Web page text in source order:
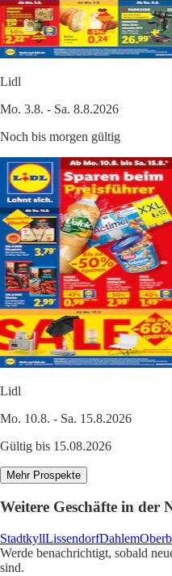
Lidl
Mo. 3.8. - Sa. 8.8.2026
Noch bis morgen gültig
Lidl
Mo. 10.8. - Sa. 15.8.2026
Gültig bis 15.08.2026
Mehr Prospekte
Weitere Geschäfte in der
StadtkyllLissendorfDahlem
Werde benachrichtigt, sobald
sind.